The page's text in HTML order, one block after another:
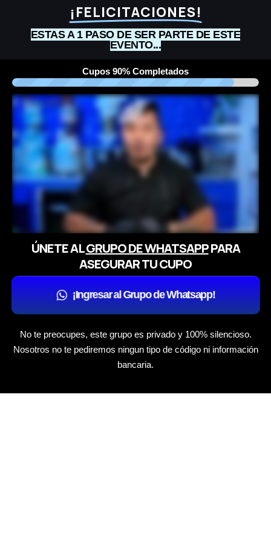
¡FELICITACIONES!
ESTAS A 1 PASO DE SER PARTE DE ESTE
EVENTO...
Cupos 90% Completados
ÚNETE ALGRUPO DE WHATSAPPPARA
ASEGURAR TU CUPO
¡Ingresar al Grupo de Whatsapp!
No te preocupes, este grupo es privado y 100% silencioso.
Nosotros no te pediremos ningun tipo de código ni información
bancaria.